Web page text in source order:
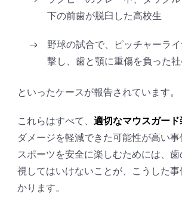
下の前歯が脱臼した高校生
野球の試合で、ピッチャーラ
撃し、歯と顎に重傷を負った
といったケースが報告されています。
これらはすべて、 適切なマウスガード
ダメージを軽減できた可能性が高い事
スポーツを安全に楽しむためには、
視してはいけないことが、こうした
かります。